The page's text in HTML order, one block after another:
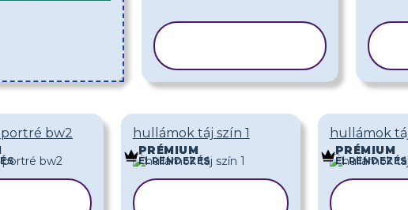
bw2 hullámok táj szín 1
PRÉMIUM
ELRENDEZÉS
hullámok
PRÉMIUM
ELRENDEZÉS